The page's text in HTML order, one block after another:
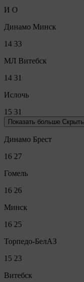
И О
Динамо Минск
14 33
МЛ Витебск
14 31
Ислочь
15 31
Показать больше Скрыть
Динамо Брест
16 27
Гомель
16 26
Минск
16 25
Торпедо-БелАЗ
15 23
Витебск